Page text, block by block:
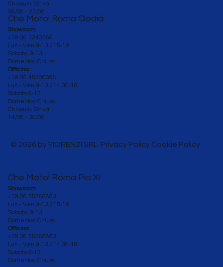
Che Moto! Roma Clodia
Showroom
+39 06 3243556
Lun - Ven 9-13 / 15-19
Sabato 9-13
Domenica Chiuso
Officina
+39 06 45200395
Lun - Ven 9-13 / 14.30-18
Sabato 9-13
Domenica Chiuso
Chiusura Estiva:
14/08 - 30/08
Che Moto! Roma Pio XI
Showroom
+39 06 55266863
Lun - Ven 9-13 / 15-19
Sabato 9-13
Domenica Chiuso
Officina
+39 06 55266863
Lun - Ven 9-13 / 14.30-18
Sabato 9-13
Domenica Chiuso
Chiusura Estiva:
08/08 - 23/08
© 2026 by FIORENZI SRL. Privacy Policy Cookie Policy